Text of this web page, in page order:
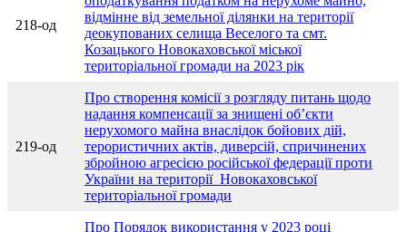
218-од
відмінне від земельної ділянки на території
деокупованих селища Веселого та смт.
Козацького Новокаховської міської
територіальної громади на 2023 рік
219-од
Про створення комісії з розгляду питань щодо
надання компенсації за знищені об’єкти
нерухомого майна внаслідок бойових дій,
терористичних актів, диверсій, спричинених
збройною агресією російської федерації проти
України на території Новокаховської
територіальної громади
Про Порядок використання у 2023 році